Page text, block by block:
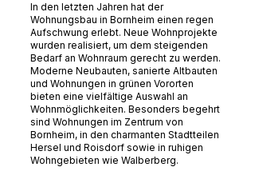
In den letzten Jahren hat der
Wohnungsbau in Bornheim einen regen
Aufschwung erlebt. Neue Wohnprojekte
wurden realisiert, um dem steigenden
Bedarf an Wohnraum gerecht zu werden.
Moderne Neubauten, sanierte Altbauten
und Wohnungen in grünen Vororten
bieten eine vielfältige Auswahl an
Wohnmöglichkeiten. Besonders begehrt
sind Wohnungen im Zentrum von
Bornheim, in den charmanten Stadtteilen
Hersel und Roisdorf sowie in ruhigen
Wohngebieten wie Walberberg.